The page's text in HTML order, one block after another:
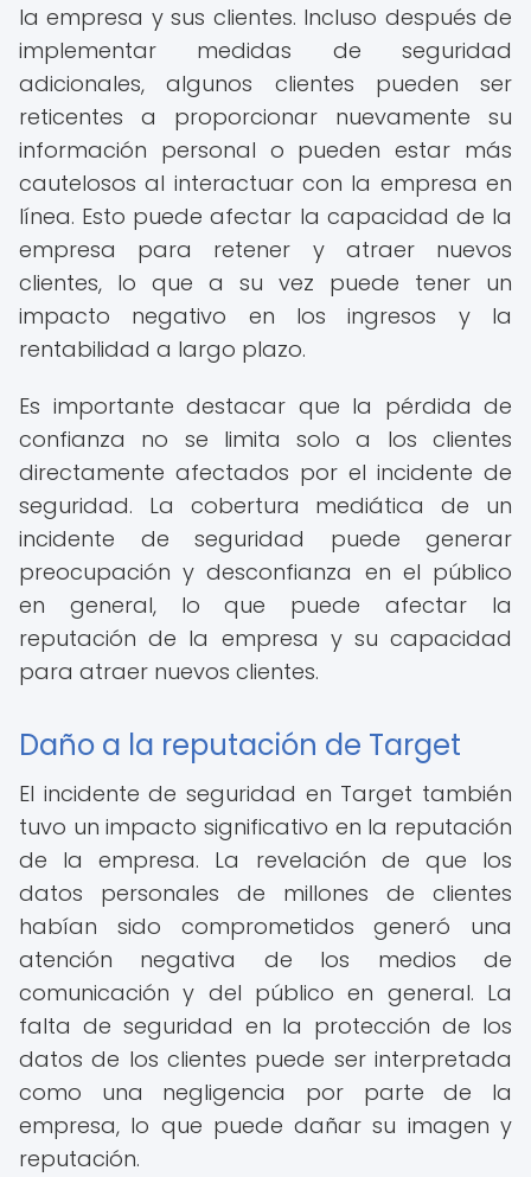
la empresa y sus clientes. Incluso después de
implementar medidas de seguridad
adicionales, algunos clientes pueden ser
reticentes a proporcionar nuevamente su
información personal o pueden estar más
cautelosos al interactuar con la empresa en
línea. Esto puede afectar la capacidad de la
empresa para retener y atraer nuevos
clientes, lo que a su vez puede tener un
impacto negativo en los ingresos y la
rentabilidad a largo plazo.
Es importante destacar que la pérdida de
confianza no se limita solo a los clientes
directamente afectados por el incidente de
seguridad. La cobertura mediática de un
incidente de seguridad puede generar
preocupación y desconfianza en el público
en general, lo que puede afectar la
reputación de la empresa y su capacidad
para atraer nuevos clientes.
Daño a la reputación de Target
El incidente de seguridad en Target también
tuvo un impacto significativo en la reputación
de la empresa. La revelación de que los
datos personales de millones de clientes
habían sido comprometidos generó una
atención negativa de los medios de
comunicación y del público en general. La
falta de seguridad en la protección de los
datos de los clientes puede ser interpretada
como una negligencia por parte de la
empresa, lo que puede dañar su imagen y
reputación.